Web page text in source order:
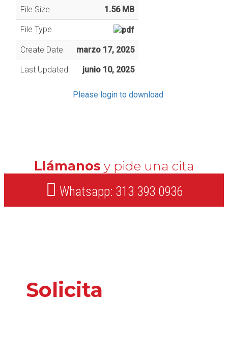
File Size 1.56 MB
File Type
Create Date marzo 17, 2025
Last Updated junio 10, 2025
Please login to download
Llámanos y pide una cita
Whatsapp: 313 393 0936
Solicita